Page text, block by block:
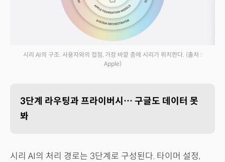
시리 AI의 구조. 사용자와의 접점, 가장 바깥 층에 시리가 위치한다. (출처 :
Apple)
3단계 라우팅과 프라이버시… 구글도 데이터 못
봐
시리 AI의 처리 경로는 3단계로 구성된다. 타이머 설정,